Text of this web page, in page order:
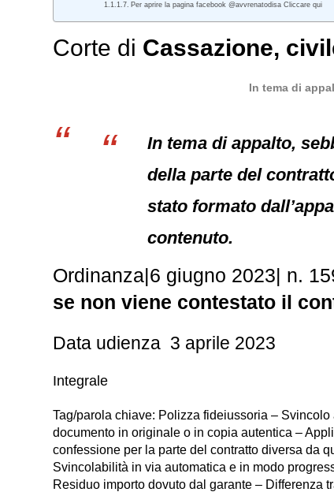
Per aprire la pagina facebook @avvrenatodisa Cliccare qui
Corte di Cassazione,
In tema di
In tema di appalto,
della parte del
stato formato
contenuto.
Ordinanza|6 giugno 2023| n.
se non viene contestato il
Data udienza 3 aprile 2023
Integrale
Tag/parola chiave: Polizza fideiussoria –
documento in originale o in copia autentica –
confessione per la parte del contratto diversa da
Svincolabilità in via automatica e in modo
Residuo importo dovuto dal garante – Differenza